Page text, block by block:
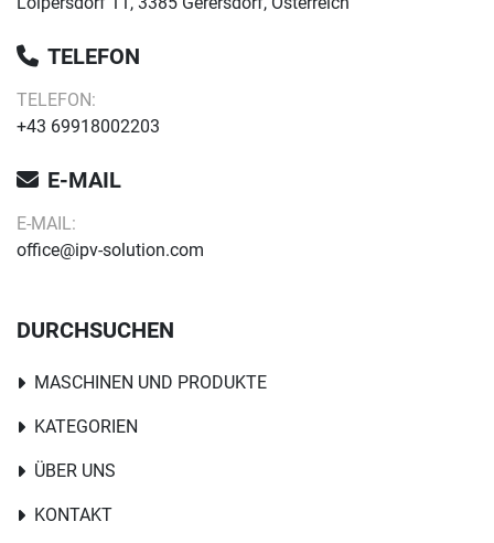
TELEFON
TELEFON:
+43 69918002203
E-MAIL
E-MAIL:
office@ipv-solution.com
DURCHSUCHEN
MASCHINEN UND PRODUKTE
KATEGORIEN
ÜBER UNS
KONTAKT